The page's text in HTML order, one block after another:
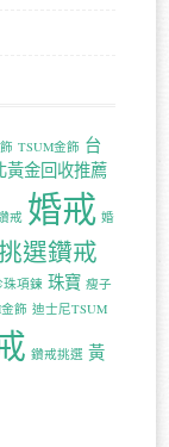
TSUM金飾 台
黃金回收推薦
戒 婚戒 婚
選鑽戒
珠項鍊 珠寶 瘦子
飾 迪士尼TSUM
鑽戒挑選 黃